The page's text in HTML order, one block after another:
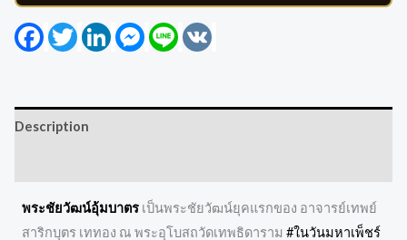
FacebookTwitterLinkedInMessenger
Line
Description
พระชัยวัฒน์อุ้มบาตร เป็นพระชัยวัฒน์ยุคแรกของ อาจารย์เทพย์
สาริกบุตร เททอง ณ พระอุโบสถวัดเทพธิดาราม #ในวันมหาเพ็ชร์